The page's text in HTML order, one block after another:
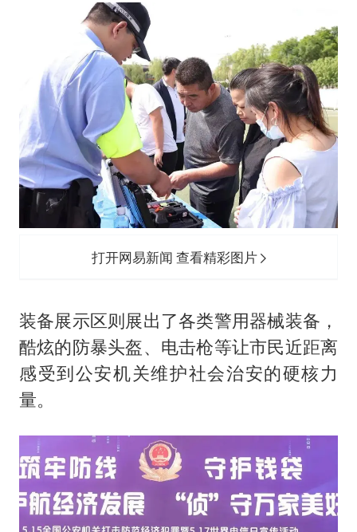
打开网易新闻 查看精彩图片
装备展示区则展出了各类警用器械装备，
酷炫的防暴头盔、电击枪等让市民近距离
感受到公安机关维护社会治安的硬核力
量。